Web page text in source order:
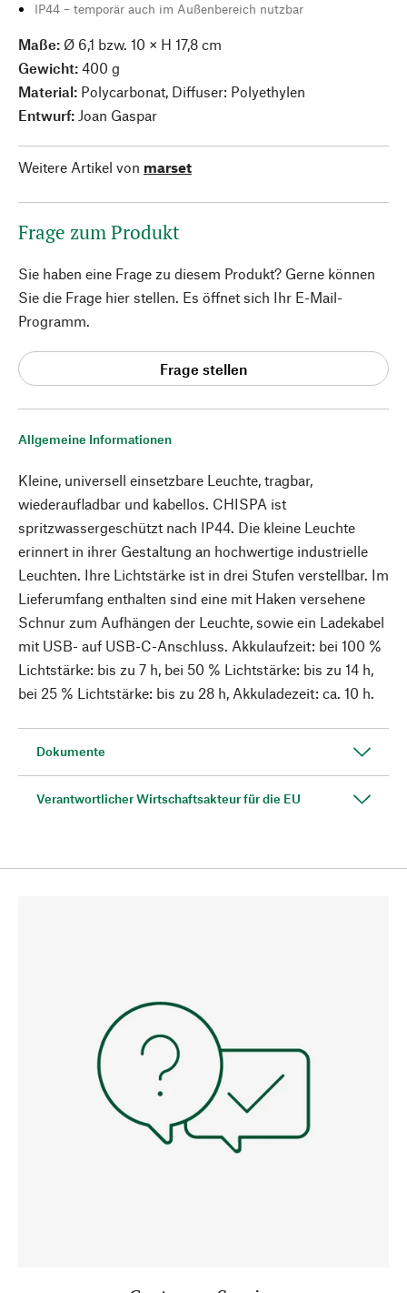
Allgemeine Informationen
Kleine, universell einsetzbare Leuchte, tragbar,
wiederaufladbar und kabellos. CHISPA ist
spritzwassergeschützt nach IP44. Die kleine Leuchte
erinnert in ihrer Gestaltung an hochwertige industrielle
Leuchten. Ihre Lichtstärke ist in drei Stufen verstellbar. Im
Lieferumfang enthalten sind eine mit Haken versehene
Schnur zum Aufhängen der Leuchte, sowie ein Ladekabel
mit USB- auf USB-C-Anschluss. Akkulaufzeit: bei 100 %
Lichtstärke: bis zu 7 h, bei 50 % Lichtstärke: bis zu 14 h,
bei 25 % Lichtstärke: bis zu 28 h, Akkuladezeit: ca. 10 h.
Dokumente
Verantwortlicher Wirtschaftsakteur für die EU
IP44 – temporär auch im Außenbereich nutzbar
Maße: Ø 6,1 bzw. 10 × H 17,8 cm
Gewicht: 400 g
Material: Polycarbonat, Diffuser: Polyethylen
Entwurf: Joan Gaspar
Weitere Artikel von marset
Frage zum Produkt
Sie haben eine Frage zu diesem Produkt? Gerne können
Sie die Frage hier stellen. Es öffnet sich Ihr E-Mail-
Programm.
Frage stellen